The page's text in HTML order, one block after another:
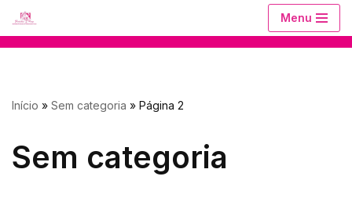
conteúdo
Menu
Início » Sem categoria » Página 2
Sem categoria